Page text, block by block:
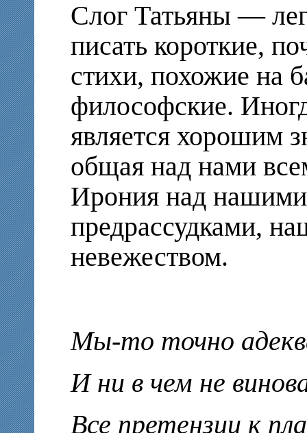
Слог Татьяны —
писать короткие,
стихи, похожие на
философские.
является хорошим
общая над нами
Ирония над
предрассудками,
невежеством.
Мы-то точно
И ни в чем не
Все претензии к